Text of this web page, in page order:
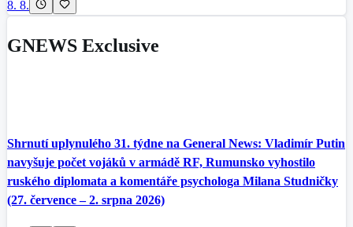
8. 8.
GNEWS Exclusive
Shrnutí uplynulého 31. týdne na General News: Vladimír Putin
navyšuje počet vojáků v armádě RF, Rumunsko vyhostilo
ruského diplomata a komentáře psychologa Milana Studničky
(27. července – 2. srpna 2026)